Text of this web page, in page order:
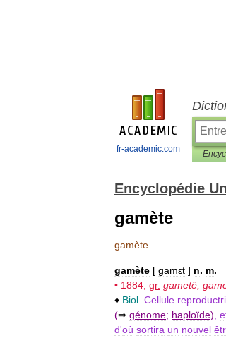
fr-academic.com
Encyclopédie
gamète
gamète
gamète [ gamɛt ] n. m.
• 1884; gr. gametê
♦ Biol Cellule
(⇒ génome; haploïde)
d'où sortira un nouvel